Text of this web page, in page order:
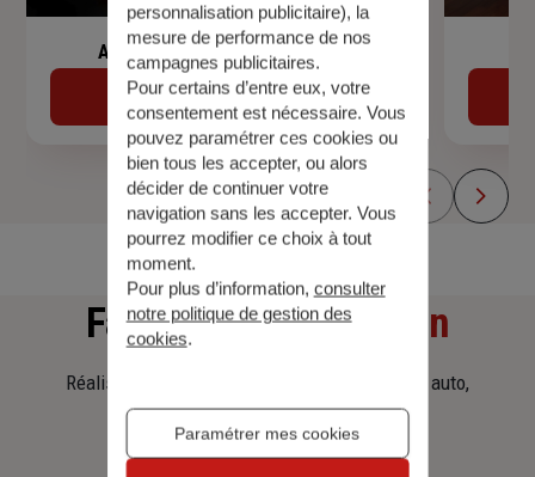
Assurance de prêt immobilier
Découvrir
Faitesune simulation
Réalisez une simulation tarifaire d'assurance, auto,
habitation, prêt immobilier.
personnalisation publicitaire), la
mesure de performance de nos
campagnes publicitaires.
Pour certains d’entre eux, votre
consentement est nécessaire. Vous
pouvez paramétrer ces cookies ou
bien tous les accepter, ou alors
décider de continuer votre
navigation sans les accepter. Vous
pourrez modifier ce choix à tout
moment.
Pour plus d’information, consulter
notre politique de gestion des
cookies.
Paramétrer mes cookies